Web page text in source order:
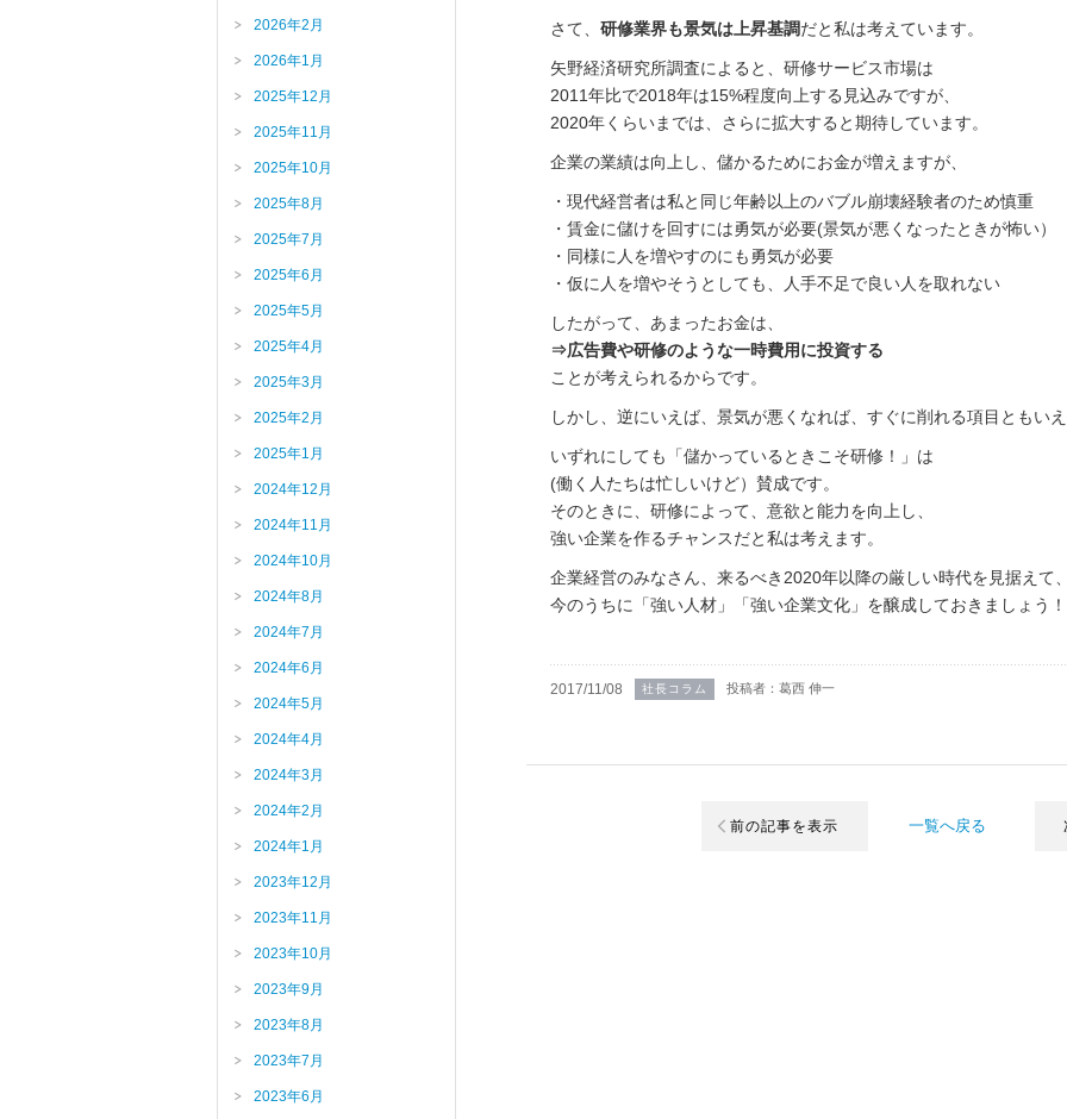
さて、 研修業界も景気は上昇基調だと私は考えています。
矢野経済研究所調査によると、研修サービス市場は
2011年比で2018年は15%程度向上する見込みですが、
2020年くらいまでは、さらに拡大すると期待しています。
企業の業績は向上し、儲かるためにお金が増えますが、
・現代経営者は私と同じ年齢以上のバブル崩壊経験者のため慎重
・賃金に儲けを回すには勇気が必要(景気が悪くなったときが怖い）
・同様に人を増やすのにも勇気が必要
・仮に人を増やそうとしても、人手不足で良い人を取れない
したがって、あまったお金は、
⇒広告費や研修のような一時費用に投資する
ことが考えられるからです。
しかし、逆にいえば、景気が悪くなれば、すぐに削れる項目ともいえ
いずれにしても「儲かっているときこそ研修！」は
(働く人たちは忙しいけど）賛成です。
そのときに、研修によって、意欲と能力を向上し、
強い企業を作るチャンスだと私は考えます。
企業経営のみなさん、来るべき2020年以降の厳しい時代を見据えて、
今のうちに「強い人材」「強い企業文化」を醸成しておきましょう！
2017/11/08 社長コラム 投稿者：葛西 伸一
前の記事を表示 一覧へ戻る
2026年2月
2026年1月
2025年12月
2025年11月
2025年10月
2025年8月
2025年7月
2025年6月
2025年5月
2025年4月
2025年3月
2025年2月
2025年1月
2024年12月
2024年11月
2024年10月
2024年8月
2024年7月
2024年6月
2024年5月
2024年4月
2024年3月
2024年2月
2024年1月
2023年12月
2023年11月
2023年10月
2023年9月
2023年8月
2023年7月
2023年6月